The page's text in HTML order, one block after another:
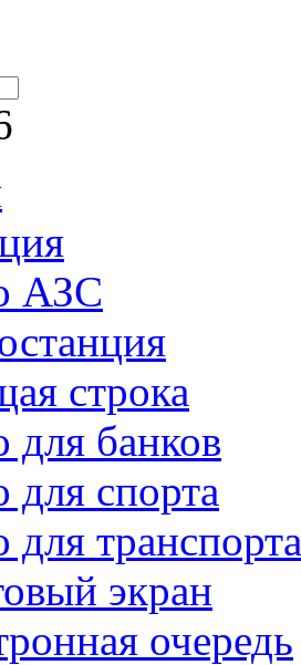
АЗС
строка
для банков
для спорта
для транспорта
экран
очередь